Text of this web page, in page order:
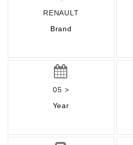
RENAULT
Brand
05 >
Year